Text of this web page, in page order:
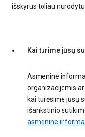
išskyrus toliau
Kai turime jūsų
Asmenine
organizacijomis ar
kai turėsime jūsų
išankstinio
asmenine